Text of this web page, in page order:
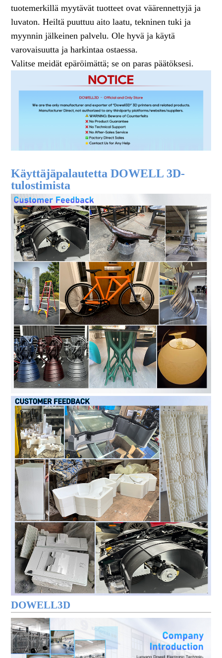
tuotemerkillä myytävät tuotteet ovat väärennettyjä ja
luvaton. Heiltä puuttuu aito laatu, tekninen tuki ja
myynnin jälkeinen palvelu. Ole hyvä ja käytä
varovaisuutta ja harkintaa ostaessa.
Valitse meidät epäröimättä; se on paras päätöksesi.
Käyttäjäpalautetta DOWELL 3D-
tulostimista
DOWELL3D